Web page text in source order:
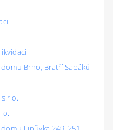
Brno, Bratří Sapáků